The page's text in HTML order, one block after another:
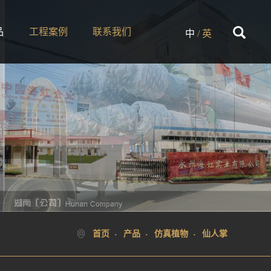
中 / 英
工程案例 联系我们
首页 产品 仿真植物 仙人掌